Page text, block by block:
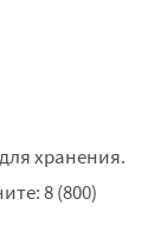
хранения.
8 (800)